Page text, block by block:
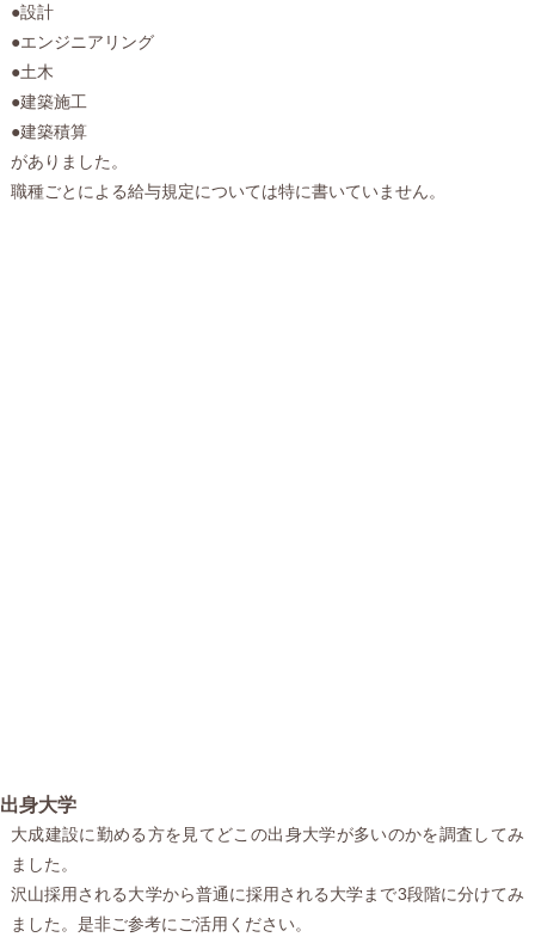
●設計
●エンジニアリング
●土木
●建築施工
●建築積算
がありました。
職種ごとによる給与規定については特に書いていません。
出身大学
大成建設に勤める方を見てどこの出身大学が多いのかを調査してみ
ました。
沢山採用される大学から普通に採用される大学まで3段階に分けてみ
ました。是非ご参考にご活用ください。